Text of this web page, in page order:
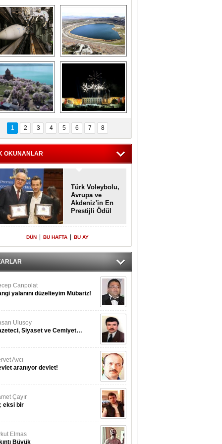
Askeri gemi
terk
gemilerin
etkileyici
görüntüleri
Kapadokya'nın
ilkbaharda bir başka
güzel
kalan
Akdamar Adası
çiçekleri ile
bir güzellik
Haftanın
fotoğrafları
1 2 3 4 5 6 7 8
OKUNANLAR
Türk Voleybolu,
Avrupa ve
Akdeniz'in En
Prestijli Ödül
Yeniden Onur
Konuğu
DÜN BU HAFTA BU AY
Canpolat
yalanını düzelteyim Mübariz!
Ulusoy
Siyaset ve Cemiyet…
Avcı
aranıyor devlet!
Çayır
eksi bir
Elmas
Büyük